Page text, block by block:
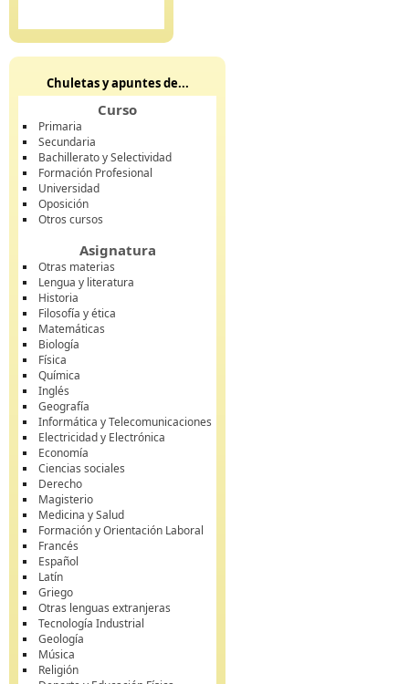
Chuletas y apuntes de...
Curso
Primaria
Secundaria
Bachillerato y Selectividad
Formación Profesional
Universidad
Oposición
Otros cursos
Asignatura
Otras materias
Lengua y literatura
Historia
Filosofía y ética
Matemáticas
Biología
Física
Química
Inglés
Geografía
Informática y Telecomunicaciones
Electricidad y Electrónica
Economía
Ciencias sociales
Derecho
Magisterio
Medicina y Salud
Formación y Orientación Laboral
Francés
Español
Latín
Griego
Otras lenguas extranjeras
Tecnología Industrial
Geología
Música
Religión